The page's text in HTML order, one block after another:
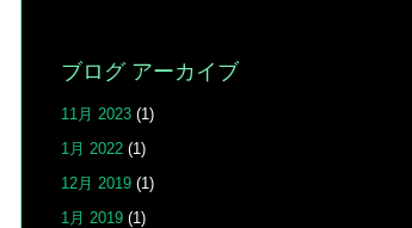
ブログ アーカイブ
11月 2023 (1)
1月 2022 (1)
12月 2019 (1)
1月 2019 (1)